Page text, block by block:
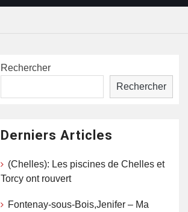
Rechercher
Rechercher
Derniers Articles
(Chelles): Les piscines de Chelles et
Torcy ont rouvert
Fontenay-sous-Bois,Jenifer – Ma